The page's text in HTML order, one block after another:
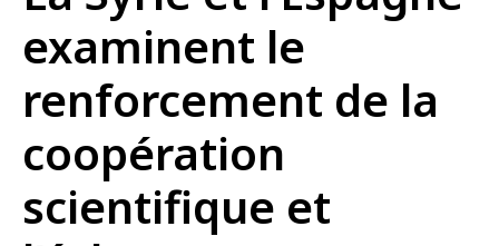
examinent le
renforcement de la
coopération
scientifique et